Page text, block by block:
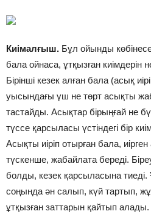
Киімалғыш. Бұл ойынды
бала ойнаса, ұтқызған киімдерін
Бірінші кезек алған бала (асық
уысындағы үш не төрт асықты
тастайды. Асықтар бірыңғай не
түссе қарсыласы үстіндегі бір
Асықты иіріп отырған бала,
түскенше, жабайлата береді.
болды, кезек қарсыласына
соңында ән салып, күй тартып,
ұтқызған заттарын қайтып алады.